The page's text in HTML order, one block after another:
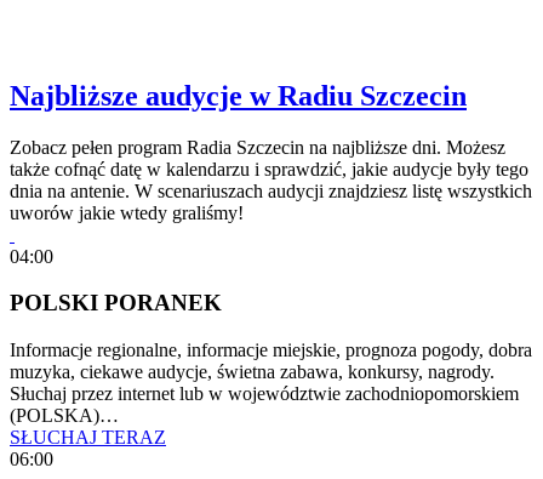
Najbliższe audycje w Radiu Szczecin
Zobacz pełen program Radia Szczecin na najbliższe dni. Możesz
także cofnąć datę w kalendarzu i sprawdzić, jakie audycje były tego
dnia na antenie. W scenariuszach audycji znajdziesz listę wszystkich
uworów jakie wtedy graliśmy!
04:00
POLSKI PORANEK
Informacje regionalne, informacje miejskie, prognoza pogody, dobra
muzyka, ciekawe audycje, świetna zabawa, konkursy, nagrody.
Słuchaj przez internet lub w województwie zachodniopomorskiem
(POLSKA)…
SŁUCHAJ TERAZ
06:00